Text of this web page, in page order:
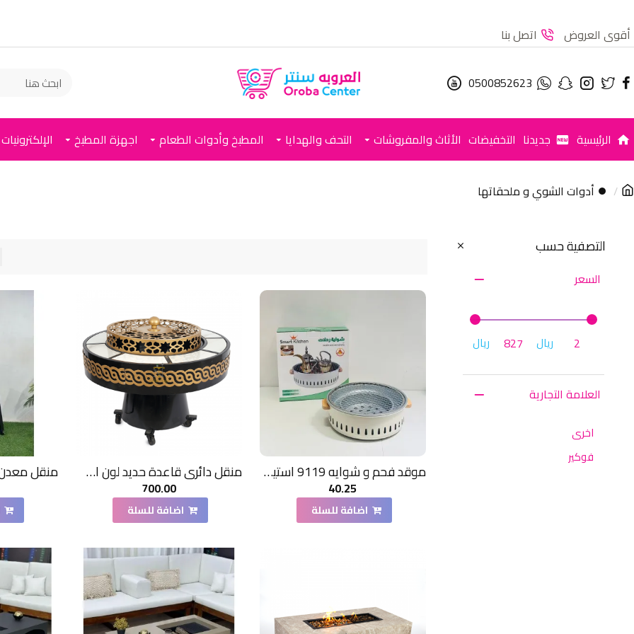
أقوى العروض اتصل بنا
0500852623
الرئيسية جديدنا التخفيضات الأثاث والمفروشات التحف والهدايا المطبخ وأدوات الطعام اجهزة المطبخ الإلكترونيات
⏺ أدوات الشوي و ملحقاتها
التصفية حسب
السعر
ريال ريال
العلامة التجارية
اخرى
فوكير
موقد فحم و شوايه 9119 استيل دائري 31×31×16سم
40.25
اضافة للسلة
منقل دائري قاعدة حديد لون اسود وديكور قص ليزر لون ذهبي مع كفرات
700.00
اضافة للسلة